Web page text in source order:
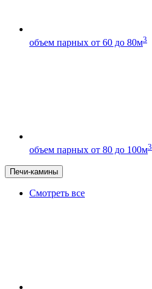
объем парных от 60 до 80м3
объем парных от 80 до 100м3
Печи-камины
Смотреть все